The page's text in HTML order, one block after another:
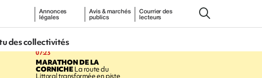
Annonces
légales
Avis & marchés
publics
Courrier des
lecteurs
des collectivités
07:23
MARATHON DE LA
CORNICHELa route du
Littoral transformée en piste